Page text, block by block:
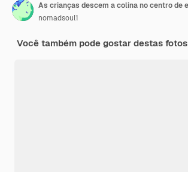
nomadsoul1
Você também pode gostar destas fotos